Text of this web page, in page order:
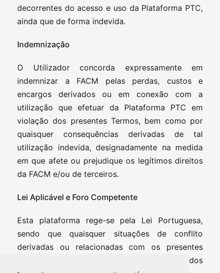
decorrentes do acesso e uso da Plataforma PTC,
ainda que de forma indevida.
Indemnização
O Utilizador concorda expressamente em
indemnizar a FACM pelas perdas, custos e
encargos derivados ou em conexão com a
utilização que efetuar da Plataforma PTC em
violação dos presentes Termos, bem como por
quaisquer consequências derivadas de tal
utilização indevida, designadamente na medida
em que afete ou prejudique os legítimos direitos
da FACM e/ou de terceiros.
Lei Aplicável e Foro Competente
Esta plataforma rege-se pela Lei Portuguesa,
sendo que quaisquer situações de conflito
derivadas ou relacionadas com os presentes
Termos serão da exclusiva competência dos